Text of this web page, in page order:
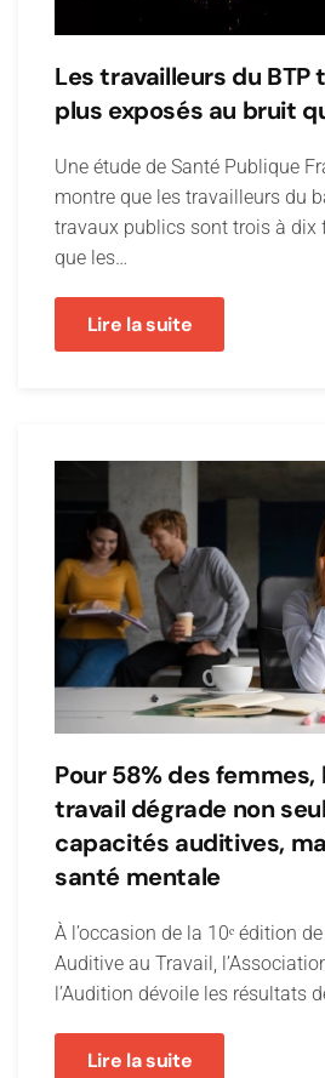
Les travailleurs du BTP
plus exposés au bruit
Une étude de Santé Publique
montre que les travailleurs du
travaux publics sont trois à dix
que les…
Lire la suite
Pour 58% des femmes,
travail dégrade non
capacités auditives,
santé mentale
À l’occasion de la 10ᵉ édition
Auditive au Travail,
l’Audition dévoile les résultats
Lire la suite